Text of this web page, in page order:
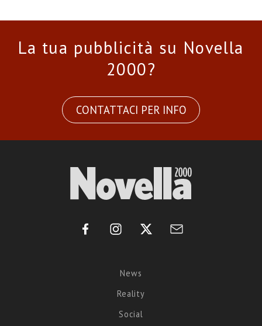
La tua pubblicità su Novella
2000?
CONTATTACI PER INFO
News
Reality
Social